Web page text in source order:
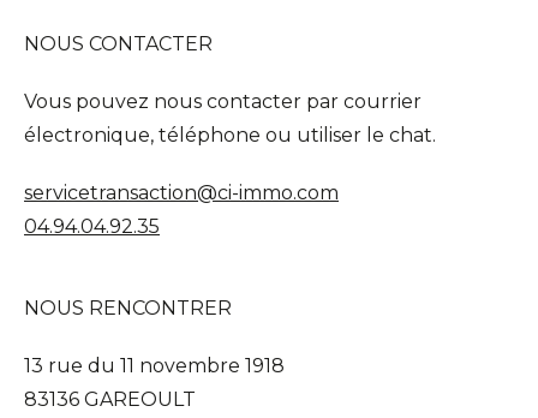
NOUS CONTACTER
Vous pouvez nous contacter par courrier
électronique, téléphone ou utiliser le chat.
servicetransaction@ci-immo.com
04.94.04.92.35
NOUS RENCONTRER
13 rue du 11 novembre 1918
83136 GAREOULT